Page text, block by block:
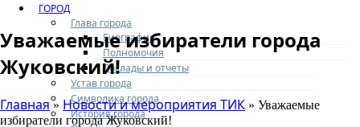
ГОРОД
Глава города
Биография
Полномочия
Доклады и отчеты
Устав города
Символика города
История города
Уважаемые избиратели города
Жуковский!
Главная» Новости и мероприятия ТИК » Уважаемые
избиратели города Жуковский!